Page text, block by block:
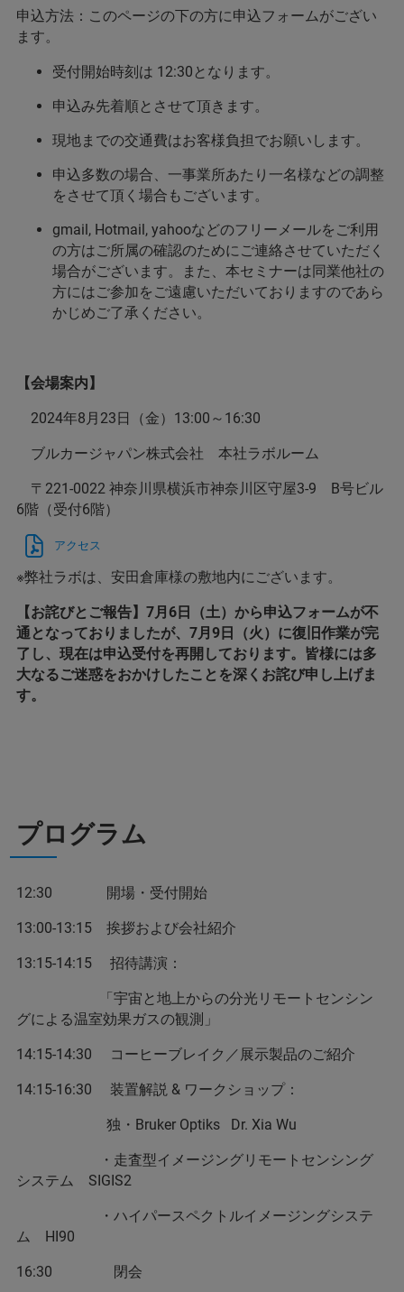
申込方法：このページの下の方に申込フォームがござい
ます。
受付開始時刻は 12:30となります。
申込み先着順とさせて頂きます。
現地までの交通費はお客様負担でお願いします。
申込多数の場合、一事業所あたり一名様などの調整
をさせて頂く場合もございます。
gmail, Hotmail, yahooなどのフリーメールをご利用
の方はご所属の確認のためにご連絡させていただく
場合がございます。また、本セミナーは同業他社の
方にはご参加をご遠慮いただいておりますのであら
かじめご了承ください。
【会場案内】
2024年8月23日（金）13:00～16:30
ブルカージャパン株式会社 本社ラボルーム
〒221-0022 神奈川県横浜市神奈川区守屋3-9 B号ビル
6階（受付6階）
アクセス
※弊社ラボは、安田倉庫様の敷地内にございます。
【お詫びとご報告】7月6日（土）から申込フォームが不
通となっておりましたが、7月9日（火）に復旧作業が完
了し、現在は申込受付を再開しております。皆様には多
大なるご迷惑をおかけしたことを深くお詫び申し上げま
す。
プログラム
12:30 開場・受付開始
13:00-13:15 挨拶および会社紹介
13:15-14:15 招待講演：
「宇宙と地上からの分光リモートセンシン
グによる温室効果ガスの観測」
14:15-14:30 コーヒーブレイク／展示製品のご紹介
14:15-16:30 装置解説 & ワークショップ：
独・Bruker Optiks Dr. Xia Wu
・走査型イメージングリモートセンシング
システム SIGIS2
・ハイパースペクトルイメージングシステ
ム HI90
16:30 閉会